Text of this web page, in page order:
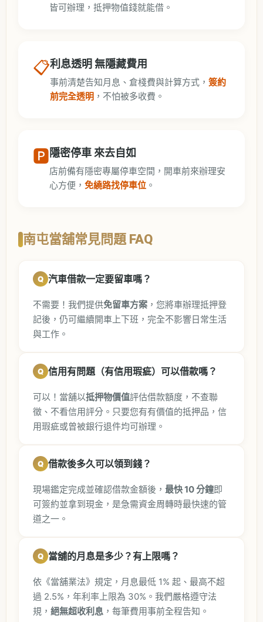
皆可辦理，抵押物值錢就能借。
📋利息透明 無隱藏費用
事前清楚告知月息、倉棧費與計算方式， 簽約
前完全透明 ，不怕被多收費。
🅿️隱密停車 來去自如
店前備有隱密專屬停車空間，開車前來辦理安
心方便， 免繞路找停車位 。
南屯當舖常見問題 FAQ
汽車借款一定要留車嗎？
不需要！我們提供免留車方案 ，您將車辦理抵押登
記後，仍可繼續開車上下班，完全不影響日常生活
與工作。
信用有問題（有信用瑕疵）可以借款嗎？
可以！當舖以抵押物價值評估借款額度，不查聯
徵、不看信用評分。只要您有有價值的抵押品，信
用瑕疵或曾被銀行退件均可辦理。
借款後多久可以領到錢？
現場鑑定完成並確認借款金額後， 最快 10 分鐘即
可簽約並拿到現金，是急需資金周轉時最快速的管
道之一。
當舖的月息是多少？有上限嗎？
依《當舖業法》規定，月息最低 1% 起、最高不超
過 2.5%，年利率上限為 30%。我們嚴格遵守法
規， 絕無超收利息 ，每筆費用事前全程告知。